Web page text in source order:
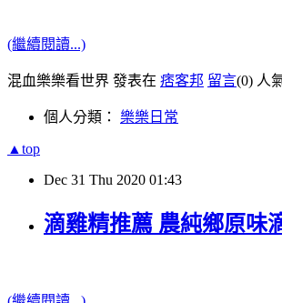
(繼續閱讀...)
混血樂樂看世界 發表在 痞客邦 留言(0) 人
個人分類： 樂樂日常
▲top
Dec 31 Thu 2020 01:43
滴雞精推薦 農純鄉原味